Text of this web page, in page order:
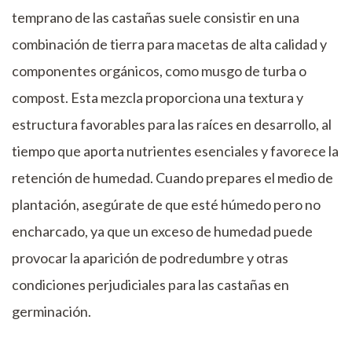
temprano de las castañas suele consistir en una
combinación de tierra para macetas de alta calidad y
componentes orgánicos, como musgo de turba o
compost. Esta mezcla proporciona una textura y
estructura favorables para las raíces en desarrollo, al
tiempo que aporta nutrientes esenciales y favorece la
retención de humedad. Cuando prepares el medio de
plantación, asegúrate de que esté húmedo pero no
encharcado, ya que un exceso de humedad puede
provocar la aparición de podredumbre y otras
condiciones perjudiciales para las castañas en
germinación.